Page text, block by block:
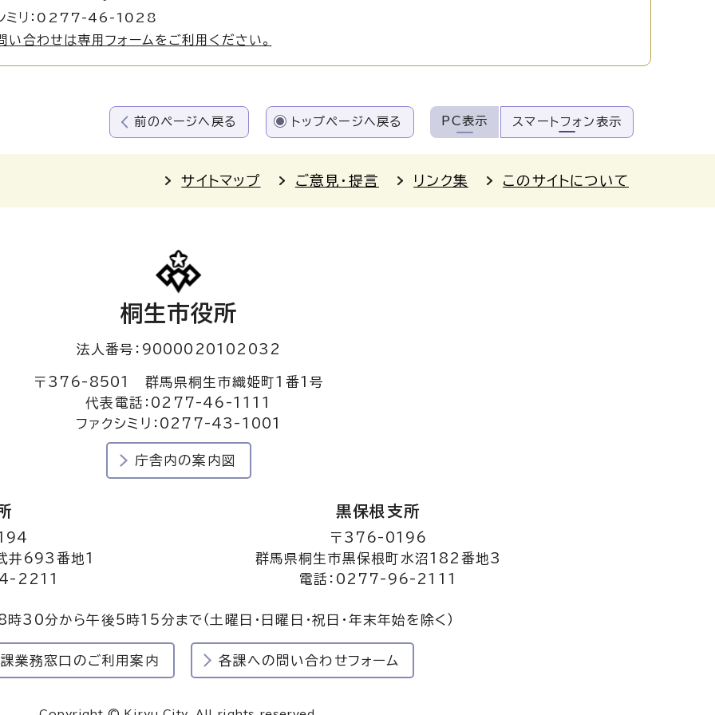
ミリ：0277-46-1028
い合わせは専用フォームをご利用ください。
前のページへ戻る トップページへ戻る PC表示 スマートフォン表示
サイトマップ ご意見・提言 リンク集 このサイトについて
桐生市役所
法人番号：9000020102032
〒376-8501 群馬県桐生市織姫町1番1号
代表電話：0277-46-1111
ファクシミリ：0277-43-1001
庁舎内の案内図
井693番地1
2211
黒保根支所
〒376-0196
群馬県桐生市黒保根町水沼182番地3
電話：0277-96-2111
8時30分から午後5時15分まで（土曜日・日曜日・祝日・年末年始を除く）
業務窓口のご利用案内 各課への問い合わせフォーム